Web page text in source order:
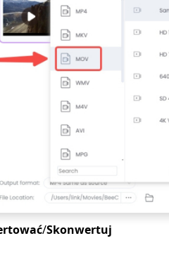
/Skonwertuj